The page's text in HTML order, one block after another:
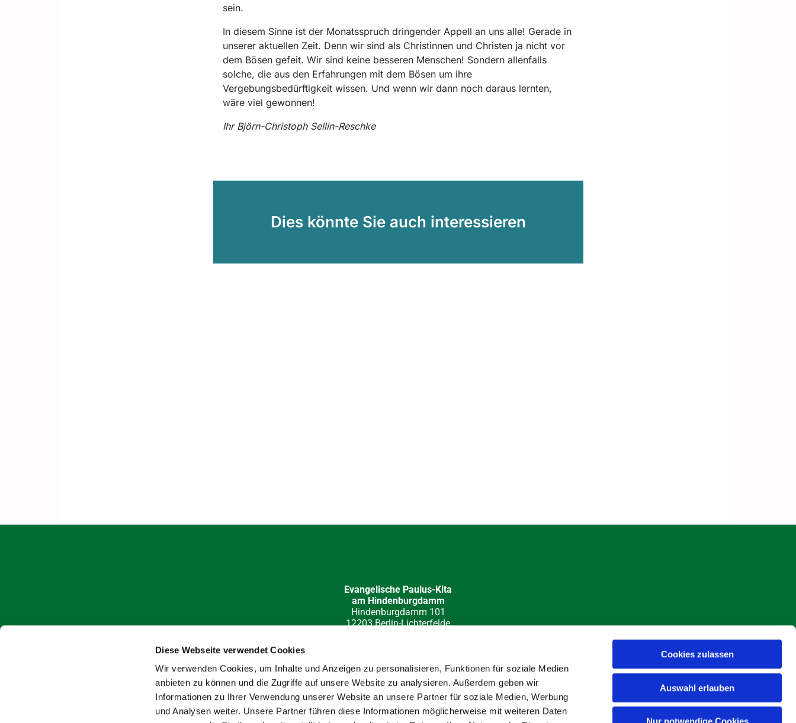
Diese Webseite verwendet Cookies
Wir verwenden Cookies, um Inhalte und Anzeigen zu personalisieren, Funktionen für soziale Medien
anbieten zu können und die Zugriffe auf unsere Website zu analysieren. Außerdem geben wir
Informationen zu Ihrer Verwendung unserer Website an unsere Partner für soziale Medien, Werbung
und Analysen weiter. Unsere Partner führen diese Informationen möglicherweise mit weiteren Daten
Cookies zulassen
Auswahl erlauben
sein.
In diesem Sinne ist der Monatsspruch dringender Appell an uns alle! Gerade in
unserer aktuellen Zeit. Denn wir sind als Christinnen und Christen ja nicht vor
dem Bösen gefeit. Wir sind keine besseren Menschen! Sondern allenfalls
solche, die aus den Erfahrungen mit dem Bösen um ihre
Vergebungsbedürftigkeit wissen. Und wenn wir dann noch daraus lernten,
wäre viel gewonnen!
Ihr Björn-Christoph Sellin-Reschke
Dies könnte Sie auch interessieren
Evangelische Paulus-Kita
am Hindenburgdamm
Hindenburgdamm 101
12203 Berlin-Lichterfelde
online-Redaktion: Katja Barloschky; Fotos: Hans Werner Müller, Klaus Böse